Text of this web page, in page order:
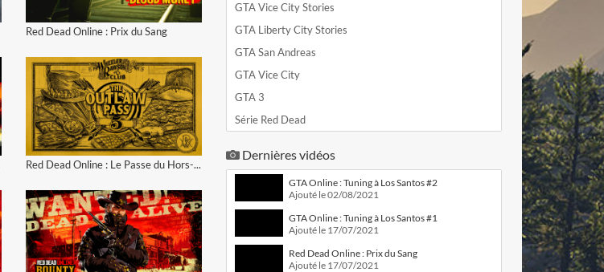
Red Dead Online : Prix du Sang
voir la vidéo
Red Dead Online : Le Passe du Hors-la-Loi n°5
voir la vidéo
GTA Vice City Stories
GTA Liberty City Stories
GTA San Andreas
GTA Vice City
GTA 3
Série Red Dead
Dernières vidéos
GTA Online : Tuning à Los Santos #2
Ajouté le 02/08/2021
GTA Online : Tuning à Los Santos #1
Ajouté le 17/07/2021
Red Dead Online : Prix du Sang
Ajouté le 17/07/2021